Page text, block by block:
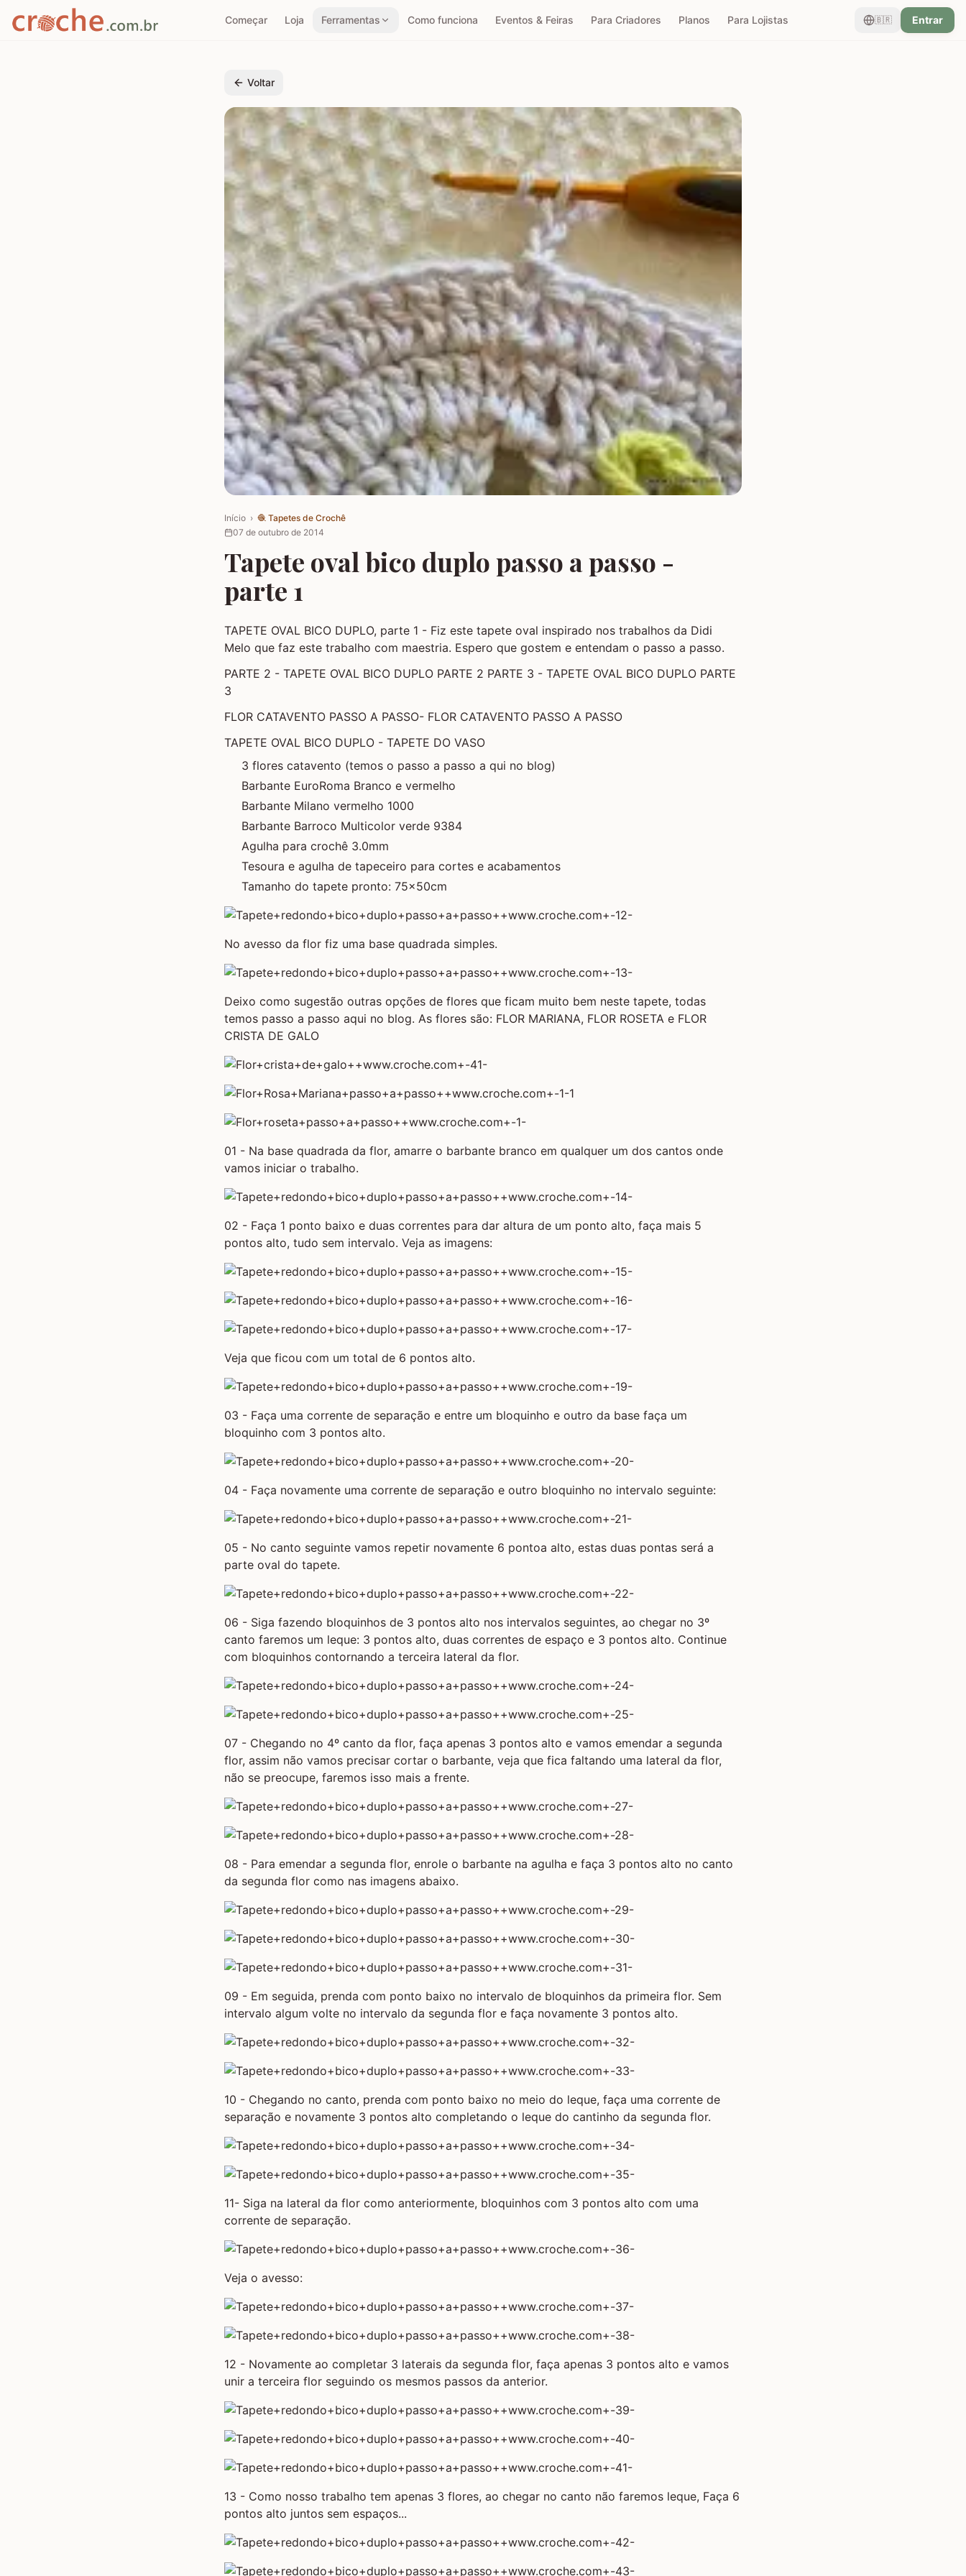
Começar Loja Ferramentas Como funciona Eventos & Feiras Para Criadores Planos Para Lojistas 🇧🇷 Entrar
Voltar
Início › 🧶 Tapetes de Crochê
07 de outubro de 2014
Tapete oval bico duplo passo a passo -
parte 1
TAPETE OVAL BICO DUPLO, parte 1 - Fiz este tapete oval inspirado nos trabalhos da Didi
Melo que faz este trabalho com maestria. Espero que gostem e entendam o passo a passo.
PARTE 2 - TAPETE OVAL BICO DUPLO PARTE 2 PARTE 3 - TAPETE OVAL BICO DUPLO PARTE
3
FLOR CATAVENTO PASSO A PASSO- FLOR CATAVENTO PASSO A PASSO
TAPETE OVAL BICO DUPLO - TAPETE DO VASO
3 flores catavento (temos o passo a passo a qui no blog)
Barbante EuroRoma Branco e vermelho
Barbante Milano vermelho 1000
Barbante Barroco Multicolor verde 9384
Agulha para crochê 3.0mm
Tesoura e agulha de tapeceiro para cortes e acabamentos
Tamanho do tapete pronto: 75x50cm
No avesso da flor fiz uma base quadrada simples.
Deixo como sugestão outras opções de flores que ficam muito bem neste tapete, todas
temos passo a passo aqui no blog. As flores são: FLOR MARIANA, FLOR ROSETA e FLOR
CRISTA DE GALO
01 - Na base quadrada da flor, amarre o barbante branco em qualquer um dos cantos onde
vamos iniciar o trabalho.
02 - Faça 1 ponto baixo e duas correntes para dar altura de um ponto alto, faça mais 5
pontos alto, tudo sem intervalo. Veja as imagens:
Veja que ficou com um total de 6 pontos alto.
03 - Faça uma corrente de separação e entre um bloquinho e outro da base faça um
bloquinho com 3 pontos alto.
04 - Faça novamente uma corrente de separação e outro bloquinho no intervalo seguinte:
05 - No canto seguinte vamos repetir novamente 6 pontoa alto, estas duas pontas será a
parte oval do tapete.
06 - Siga fazendo bloquinhos de 3 pontos alto nos intervalos seguintes, ao chegar no 3º
canto faremos um leque: 3 pontos alto, duas correntes de espaço e 3 pontos alto. Continue
com bloquinhos contornando a terceira lateral da flor.
07 - Chegando no 4º canto da flor, faça apenas 3 pontos alto e vamos emendar a segunda
flor, assim não vamos precisar cortar o barbante, veja que fica faltando uma lateral da flor,
não se preocupe, faremos isso mais a frente.
08 - Para emendar a segunda flor, enrole o barbante na agulha e faça 3 pontos alto no canto
da segunda flor como nas imagens abaixo.
09 - Em seguida, prenda com ponto baixo no intervalo de bloquinhos da primeira flor. Sem
intervalo algum volte no intervalo da segunda flor e faça novamente 3 pontos alto.
10 - Chegando no canto, prenda com ponto baixo no meio do leque, faça uma corrente de
separação e novamente 3 pontos alto completando o leque do cantinho da segunda flor.
11- Siga na lateral da flor como anteriormente, bloquinhos com 3 pontos alto com uma
corrente de separação.
Veja o avesso:
12 - Novamente ao completar 3 laterais da segunda flor, faça apenas 3 pontos alto e vamos
unir a terceira flor seguindo os mesmos passos da anterior.
13 - Como nosso trabalho tem apenas 3 flores, ao chegar no canto não faremos leque, Faça 6
pontos alto juntos sem espaços...